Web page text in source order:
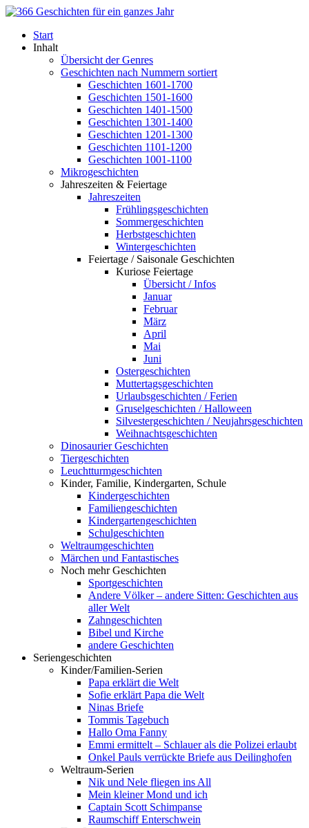
Start
Inhalt
Übersicht der Genres
Geschichten nach Nummern sortiert
Geschichten 1601-1700
Geschichten 1501-1600
Geschichten 1401-1500
Geschichten 1301-1400
Geschichten 1201-1300
Geschichten 1101-1200
Geschichten 1001-1100
Mikrogeschichten
Jahreszeiten & Feiertage
Jahreszeiten
Frühlingsgeschichten
Sommergeschichten
Herbstgeschichten
Wintergeschichten
Feiertage / Saisonale Geschichten
Kuriose Feiertage
Übersicht / Infos
Januar
Februar
März
April
Mai
Juni
Ostergeschichten
Muttertagsgeschichten
Urlaubsgeschichten / Ferien
Gruselgeschichten / Halloween
Silvestergeschichten / Neujahrsgeschichten
Weihnachtsgeschichten
Dinosaurier Geschichten
Tiergeschichten
Leuchtturmgeschichten
Kinder, Familie, Kindergarten, Schule
Kindergeschichten
Familiengeschichten
Kindergartengeschichten
Schulgeschichten
Weltraumgeschichten
Märchen und Fantastisches
Noch mehr Geschichten
Sportgeschichten
Andere Völker – andere Sitten: Geschichten aus
aller Welt
Zahngeschichten
Bibel und Kirche
andere Geschichten
Seriengeschichten
Kinder/Familien-Serien
Papa erklärt die Welt
Sofie erklärt Papa die Welt
Ninas Briefe
Tommis Tagebuch
Hallo Oma Fanny
Emmi ermittelt – Schlauer als die Polizei erlaubt
Onkel Pauls verrückte Briefe aus Deilinghofen
Weltraum-Serien
Nik und Nele fliegen ins All
Mein kleiner Mond und ich
Captain Scott Schimpanse
Raumschiff Enterschwein